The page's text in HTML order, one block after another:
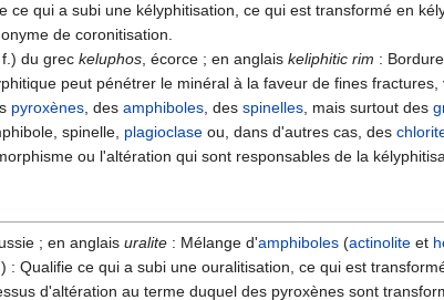
ce qui a subi une kélyphitisation, ce qui est transformé en
de coronitisation.
du grec keluphos, écorce ; en anglais keliphitic rim :
peut pénétrer le minéral à la faveur de fines
pyroxènes, des amphiboles, des spinelles, mais surtout des
spinelle, plagioclase ou, dans d'autres cas, des
ou l'altération qui sont responsables de la
; en anglais uralite : Mélange d'amphiboles (actinolite et
: Qualifie ce qui a subi une ouralitisation, ce qui est
d'altération au terme duquel des pyroxènes sont